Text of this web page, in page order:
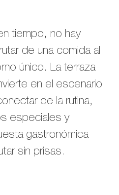
tiempo, no hay
de una comida al
único. La terraza
en el escenario
de la rutina,
especiales y
gastronómica
sin prisas.